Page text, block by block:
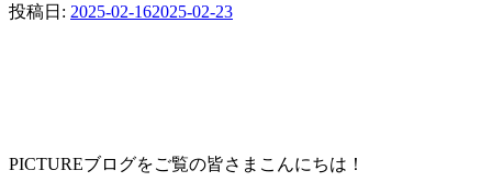
投稿日: 2025-02-162025-02-23
PICTUREブログをご覧の皆さまこんにちは！